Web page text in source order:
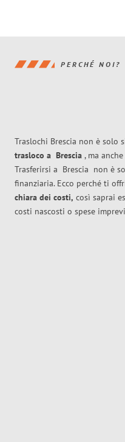
PERCHÉ NOI?
Traslochi Brescia non è solo
trasloco a Brescia , ma
Trasferirsi a Brescia non è
finanziaria. Ecco perché ti
chiara dei costi, così saprai
costi nascosti o spese